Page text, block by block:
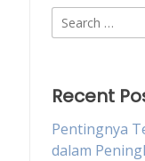
Search
for:
Recent
Pentingnya
dalam